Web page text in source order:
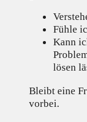
Fühle
Kann
lösen
Bleibt eine
vorbei.